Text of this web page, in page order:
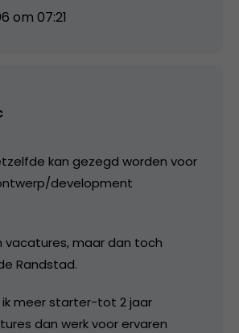
om 07:21
kan gezegd worden voor
development
vacatures, maar dan toch
Randstad.
ik meer starter-tot 2 jaar
dan werk voor ervaren